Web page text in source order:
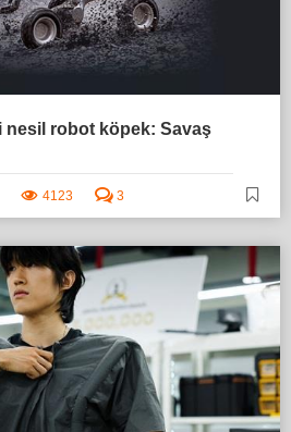
nesil robot köpek: Savaş
4123 3